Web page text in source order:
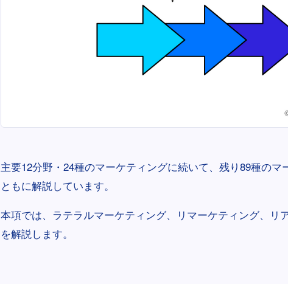
主要12分野・24種のマーケティングに続いて、残り89種のマ
ともに解説しています。
本項では、ラテラルマーケティング、リマーケティング、リ
を解説します。